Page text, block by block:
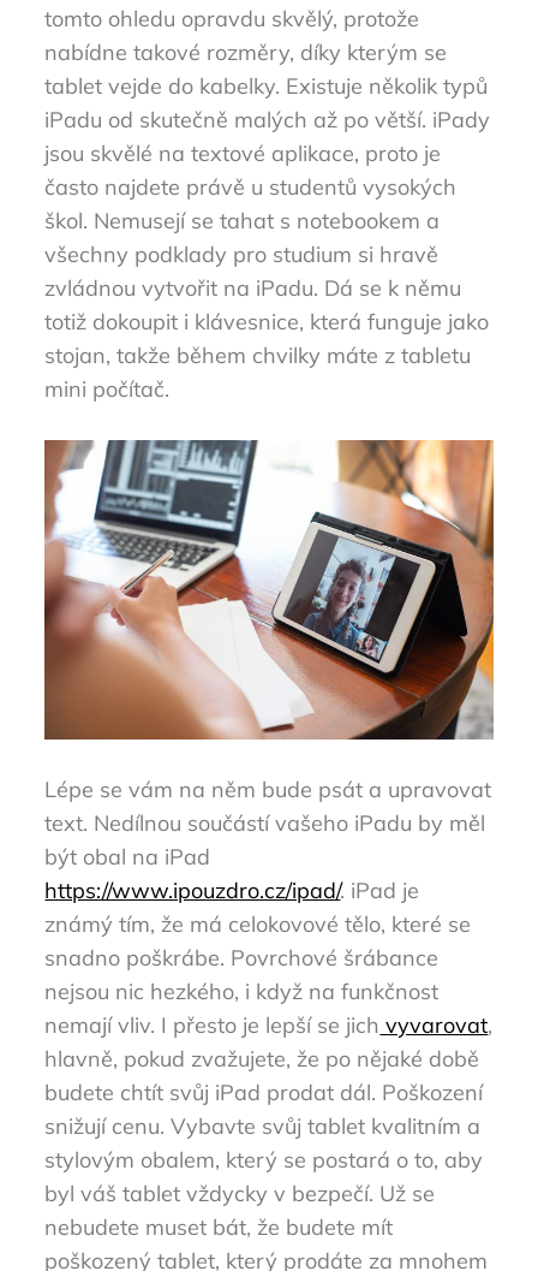
tomto ohledu opravdu skvělý, protože
nabídne takové rozměry, díky kterým se
tablet vejde do kabelky. Existuje několik typů
iPadu od skutečně malých až po větší. iPady
jsou skvělé na textové aplikace, proto je
často najdete právě u studentů vysokých
škol. Nemusejí se tahat s notebookem a
všechny podklady pro studium si hravě
zvládnou vytvořit na iPadu. Dá se k němu
totiž dokoupit i klávesnice, která funguje jako
stojan, takže během chvilky máte z tabletu
mini počítač.
Lépe se vám na něm bude psát a upravovat
text. Nedílnou součástí vašeho iPadu by měl
být obal na iPad
https://www.ipouzdro.cz/ipad/. iPad je
známý tím, že má celokovové tělo, které se
snadno poškrábe. Povrchové šrábance
nejsou nic hezkého, i když na funkčnost
nemají vliv. I přesto je lepší se jich vyvarovat,
hlavně, pokud zvažujete, že po nějaké době
budete chtít svůj iPad prodat dál. Poškození
snižují cenu.Vybavte svůj tablet kvalitním a
stylovým obalem, který se postará o to, aby
byl váš tablet vždycky v bezpečí. Už se
nebudete muset bát, že budete mít
poškozený tablet, který prodáte za mnohem